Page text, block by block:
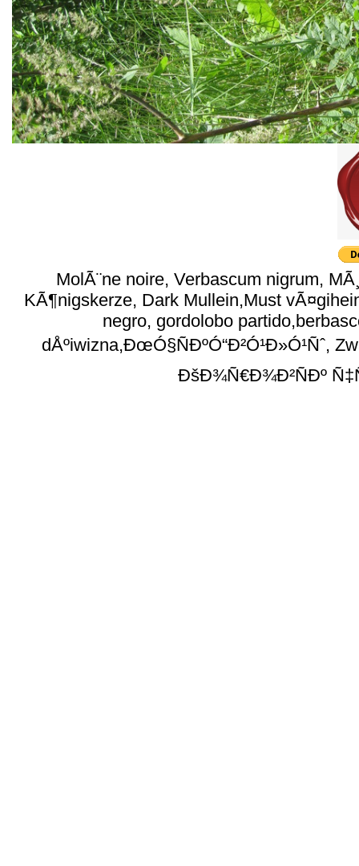
MolÃ¨ne noire, Verbascum nigrum,
KÃ¶nigskerze, Dark Mullein,Must
negro, gordolobo
dÅºiwizna,ÐœÓ§ÑÐºÓ“Ð²Ó¹Ð»Ó¹Ñˆ,
ÐšÐ¾Ñ€Ð¾Ð²ÑÐº